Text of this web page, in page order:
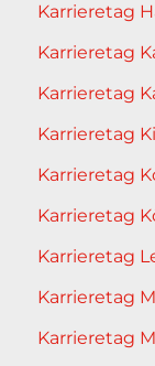
Karrieretag
Karrieretag
Karrieretag
Karrieretag
Karrieretag
Karrieretag
Karrieretag
Karrieretag
Karrieretag